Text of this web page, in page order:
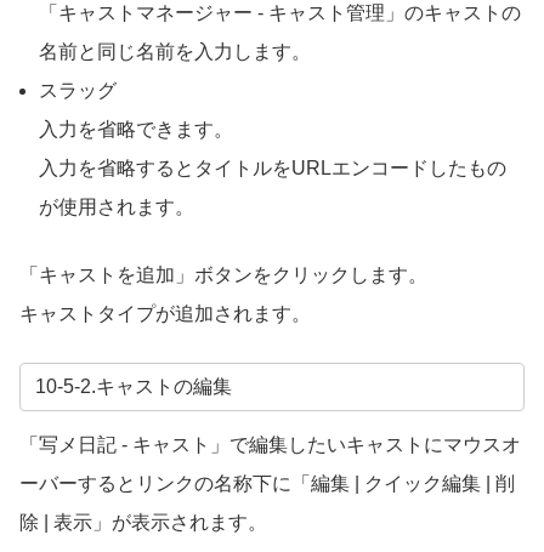
「キャストマネージャー - キャスト管理」のキャストの
名前と同じ名前を入力します。
スラッグ
入力を省略できます。
入力を省略するとタイトルをURLエンコードしたもの
が使用されます。
「キャストを追加」ボタンをクリックします。
キャストタイプが追加されます。
10-5-2.キャストの編集
「写メ日記 - キャスト」で編集したいキャストにマウスオ
ーバーするとリンクの名称下に「編集
クイック編集
削
除
表示」が表示されます。